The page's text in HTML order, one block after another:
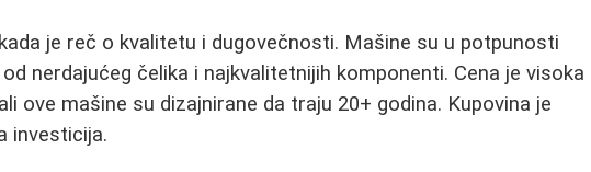
je reč o kvalitetu i dugovečnosti. Mašine su u potpunosti
od nerdajućeg čelika i najkvalitetnijih komponenti. Cena je visoka
ove mašine su dizajnirane da traju 20+ godina. Kupovina je
investicija.